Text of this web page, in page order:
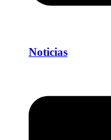
Noticias